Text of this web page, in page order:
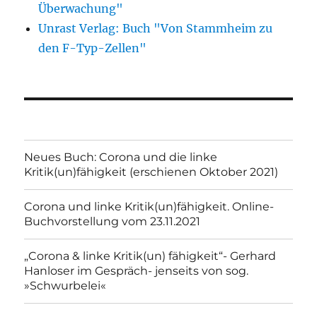
Überwachung"
Unrast Verlag: Buch "Von Stammheim zu
den F-Typ-Zellen"
Neues Buch: Corona und die linke
Kritik(un)fähigkeit (erschienen Oktober 2021)
Corona und linke Kritik(un)fähigkeit. Online-
Buchvorstellung vom 23.11.2021
„Corona & linke Kritik(un) fähigkeit“- Gerhard
Hanloser im Gespräch- jenseits von sog.
»Schwurbelei«